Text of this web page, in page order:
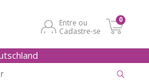
Entre ou
Cadastre-se
0